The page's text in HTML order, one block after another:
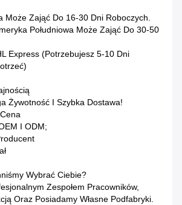
Może Zająć Do 16-30 Dni Roboczych.
Południowa Może Zająć Do 30-50
Express (potrzebujesz 5-10 Dni
Żywotność I Szybka Dostawa!
I ODM;
Wybrać Ciebie?
Zespołem Pracowników,
Oraz Posiadamy Własne Podfabryki.